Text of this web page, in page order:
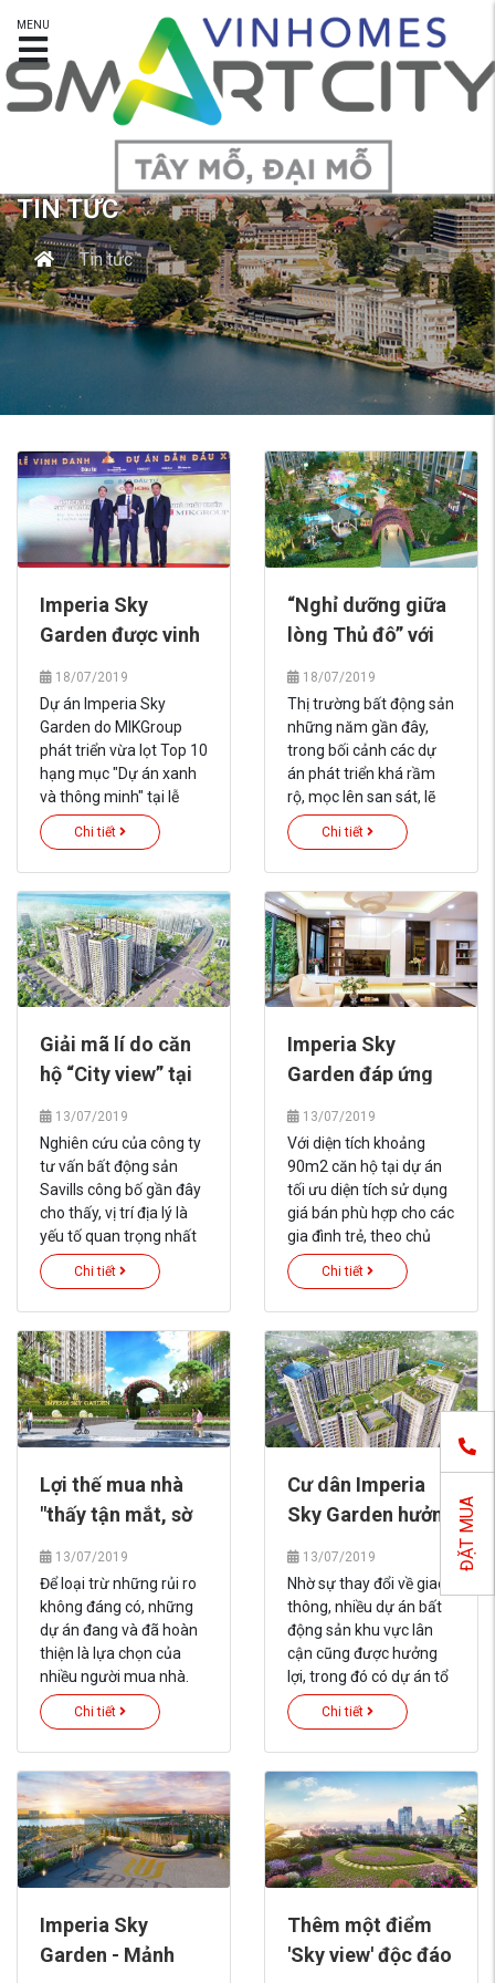
MENU
TIN TỨC
Tin tức
Imperia Sky
Garden được vinh
danh “Dự án xanh
và thông minh”
18/07/2019
Dự án Imperia Sky
Garden do MIKGroup
phát triển vừa lọt Top 10
hạng mục "Dự án xanh
và thông minh" tại lễ
vinh danh dự án dẫn
đầu xu thế do độc giả
Chi tiết
“Nghỉ dưỡng giữa
lòng Thủ đô” với
Imperia Sky
Garden
18/07/2019
Thị trường bất động sản
những năm gần đây,
trong bối cảnh các dự
án phát triển khá rầm
rộ, mọc lên san sát, lẽ
tất nhiên khách hàng
cũng ngày càng khắt
“chọn mặt gửi vàng”. Và
vì thế, sự quan tâm của
thị trường dành cho dự
án Imperia Sky Garden
không phải là điều ngẫu
nhiên.
Chi tiết
Giải mã lí do căn
hộ “City view” tại
Imperia Sky
Garden hút khách
13/07/2019
Nghiên cứu của công ty
tư vấn bất động sản
Savills công bố gần đây
cho thấy, vị trí địa lý là
yếu tố quan trọng nhất
ảnh hưởng đến quyết
định của người mua
thường lựa chọn những
dự án thuận tiện cho
việc đi làm, học hành,
sinh hoạt và vui chơi giải
trí... tập trung tại trung
tâm thành phố. Vậy nên
những dự án căn hộ cao
cấp ở tọa lạc ở “vị trí kim
Hà Nội như Imperia Sky
Garden có sức thu hút
khó cưỡng đối với người
mua nhà như vậy.
Chi tiết
Imperia Sky
Garden đáp ứng
nhu cầu căn hộ 3
phòng ngủ tại nội
đô
13/07/2019
Với diện tích khoảng
90m2 căn hộ tại dự án
tối ưu diện tích sử dụng
giá bán phù hợp cho các
gia đình trẻ, theo chủ
đầu tư.
Chi tiết
Lợi thế mua nhà
"thấy tận mắt, sờ
tận tay"
13/07/2019
Để loại trừ những rủi ro
không đáng có, những
dự án đang và đã hoàn
thiện là lựa chọn của
nhiều người mua nhà.
Chi tiết
Cư dân Imperia
Sky Garden hưởng
lợi từ đường Minh
Khai mở rộng
13/07/2019
Nhờ sự thay đổi về giao
thông, nhiều dự án bất
động sản khu vực lân
cận cũng được hưởng
lợi, trong đó có dự án tổ
hợp căn hộ cao cấp
Imperia Sky Garden. Dự
đường Minh Khai mới.
Chủ đầu tư đang cho thi
công các hạng mục
vườn cây cảnh, vườn
hoa và công trình tiện
ích, chuẩn bị đón những
vài tháng tới.
Chi tiết
Imperia Sky
Garden - Mảnh
Thêm một điểm
'Sky view' độc đáo
ĐẶT MUA